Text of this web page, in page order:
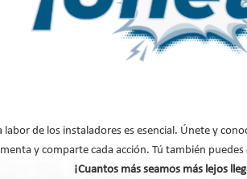
instalados desde
Therm y de termos
definitivo"
labor de los instaladores es esencial. Únete y
y comparte cada acción. Tú también
¡Cuantos más seamos más lejos